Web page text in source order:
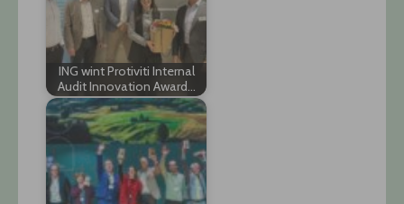
ING wint Protiviti Internal
Audit Innovation Award…